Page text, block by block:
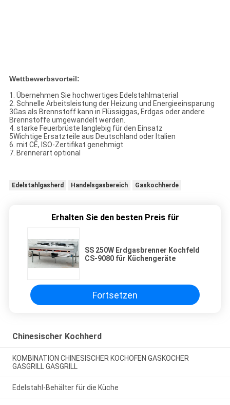
Wettbewerbsvorteil:
1. Übernehmen Sie hochwertiges Edelstahlmaterial
2. Schnelle Arbeitsleistung der Heizung und Energieeinsparung
3Gas als Brennstoff kann in Flüssiggas, Erdgas oder andere
Brennstoffe umgewandelt werden.
4. starke Feuerbrüste langlebig für den Einsatz
5Wichtige Ersatzteile aus Deutschland oder Italien
6. mit CE, ISO-Zertifikat genehmigt
7. Brennerart optional
Edelstahlgasherd Handelsgasbereich Gaskochherde
Erhalten Sie den besten Preis für
SS 250W Erdgasbrenner Kochfeld
CS-9080 für Küchengeräte
Fortsetzen
Chinesischer Kochherd
KOMBINATION CHINESISCHER KOCHOFEN GASKOCHER
GASGRILL GASGRILL
Edelstahl-Behälter für die Küche